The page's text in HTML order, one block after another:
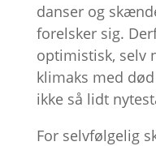
danser og
forelsker sig.
optimistisk, selv
klimaks med
ikke så lidt
For selvfølgelig